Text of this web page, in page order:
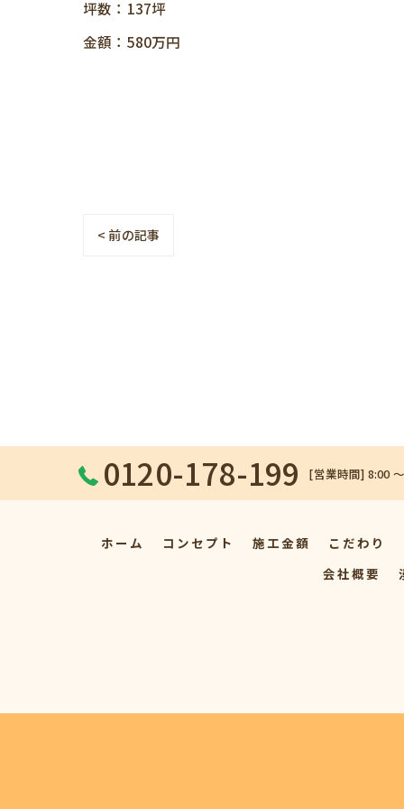
坪数：137坪
金額：580万円
< 前の記事
0120-178-199 [営業時間] 8:00
ホーム コンセプト 施工金額
こだわり
会社概要